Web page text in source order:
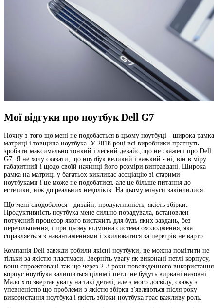
Мої відгуки про ноутбук Dell G7
Почну з того що мені не подобається в цьому ноутбуці - широка рамка
матриці і товщина ноутбука. У 2018 році всі виробники прагнуть
зробити максимально тонкий і легкий девайс, що не скажеш про Dell
G7. Я не хочу сказати, що ноутбук великий і важкий - ні, він в міру
габаритний і щодо своїй начинці його розміри виправдані. Широка
рамка на матриці у багатьох викликає асоціацію зі старими
ноутбуками і це може не подобатися, але це більше питання до
естетики, ніж до реальних недоліків. На цьому мінуси закінчилися.
Що мені сподобалося - дизайн, продуктивність, якість збірки.
Продуктивність ноутбука мене сильно порадувала, встановлен
потужний процесор якого вистачить для будь-яких завдань, без
перебільшення, і при цьому відмінна система охолодження, яка
справляється з навантаженнями і хвилюватися за перегрів не варто.
Компанія Dell завжди робили якісні ноутбуки, це можна помітити не
тільки за якістю пластмаси. Зверніть увагу як виконані петлі корпусу,
вони спроектовані так що через 2-3 роки повсякденного використання
корпус ноутбука залишиться цілим і петлі не будуть вирвані назовні.
Мало хто звертає увагу на такі деталі, але з мого досвіду, скажу з
упевненістю що проблеми з якістю збірки з'являються після року
використання ноутбука і якість збірки ноутбука грає важливу роль.